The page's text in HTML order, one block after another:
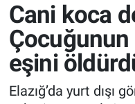
Cani koca
eşini
Elazığ’da yurt dışı